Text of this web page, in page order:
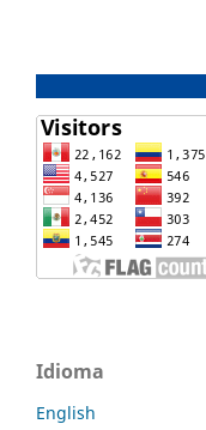
Idioma
English